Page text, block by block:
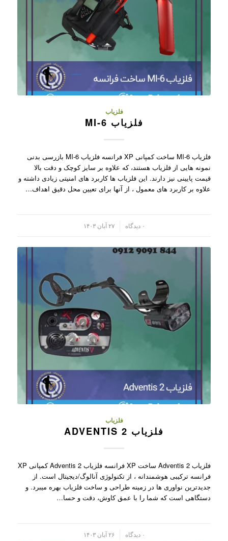
فلزیاب
فلزیاب MI-6
فلزیاب MI-6 ساخت کمپانی XP فرانسه فلزیاب MI-6 بازرسی بدنی
نمونه هایی از فلزیاب هستند، که علاوه بر سایز کوچک و دقت بالا
قیمت پایینی نیز دارند. این فلزیاب ها کاربرد های امنیتی زیادی داشته و
علاوه بر کاربرد های معمول ، از آنها برای تعیین محل دقیق اهداف…
۰ دیدگاه ۲۷ آبان ۱۴۰۳
فلزیاب
فلزیاب ADVENTIS 2
فلزیاب Adventis 2 ساخت XP فرانسه فلزیاب Adventis 2 کمپانی XP
فرانسه ترکیبی هوشمندانه ، از تکنولوژی آنالوگ/دیجیتال است. از
جدیدترین نواوری ها در زمینه طراحی و ساخت فلزیاب بهره میبرد. و
دستگاهی است که شما را با عمق کاوش، دقت و حسا…
۰ دیدگاه ۲۶ آبان ۱۴۰۳